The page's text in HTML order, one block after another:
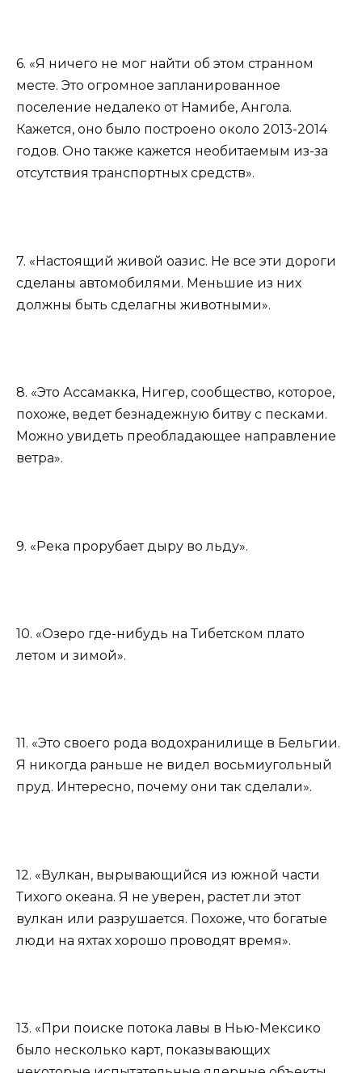
6. «Я ничего не мог найти об этом странном
месте. Это огромное запланированное
поселение недалеко от Намибе, Ангола.
Кажется, оно было построено около 2013-2014
годов. Оно также кажется необитаемым из-за
отсутствия транспортных средств».
7. «Настоящий живой оазис. Не все эти дороги
сделаны автомобилями. Меньшие из них
должны быть сделагны животными».
8. «Это Ассамакка, Нигер, сообщество, которое,
похоже, ведет безнадежную битву с песками.
Можно увидеть преобладающее направление
ветра».
9. «Река прорубает дыру во льду».
10. «Озеро где-нибудь на Тибетском плато
летом и зимой».
11. «Это своего рода водохранилище в Бельгии.
Я никогда раньше не видел восьмиугольный
пруд. Интересно, почему они так сделали».
12. «Вулкан, вырывающийся из южной части
Тихого океана. Я не уверен, растет ли этот
вулкан или разрушается. Похоже, что богатые
люди на яхтах хорошо проводят время».
13. «При поиске потока лавы в Нью-Мексико
было несколько карт, показывающих